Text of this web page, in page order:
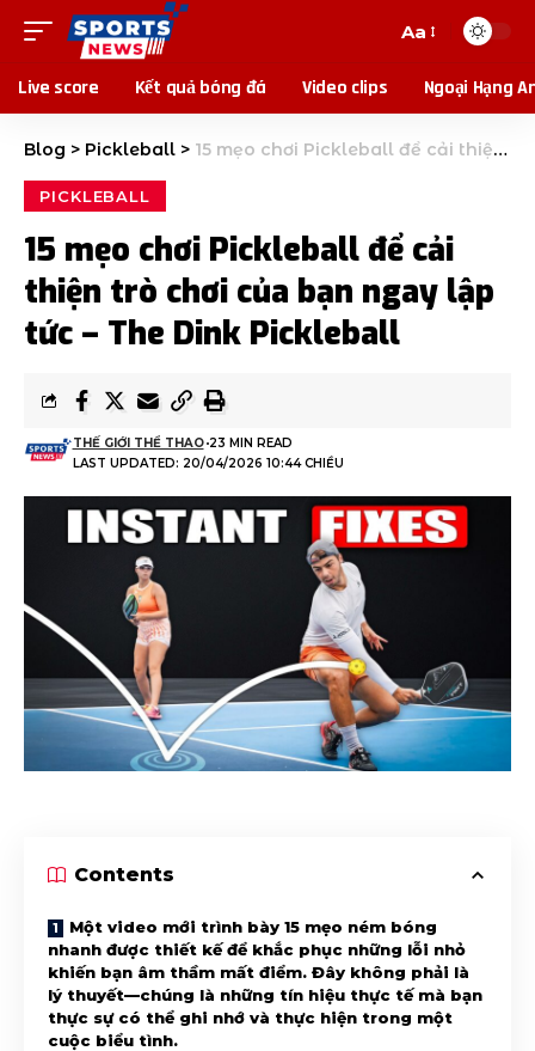
Aa
Live score Kết quả bóng đá Video clips Ngoại Hạng
Blog > Pickleball > 15 mẹo chơi Pickleball để cải thiện trò chơi của bạn ngay lập tức – The Dink Pickleball
PICKLEBALL
15 mẹo chơi Pickleball để cải
thiện trò chơi của bạn ngay lập
tức – The Dink Pickleball
LAST UPDATED: 20/04/2026 10:44 CHIỀU
THẾ GIỚI THỂ THAO 23 MIN READ
Contents
Một video mới trình bày 15 mẹo ném bóng
nhanh được thiết kế để khắc phục những lỗi nhỏ
khiến bạn âm thầm mất điểm. Đây không phải là
lý thuyết—chúng là những tín hiệu thực tế mà bạn
thực sự có thể ghi nhớ và thực hiện trong một
cuộc biểu tình.